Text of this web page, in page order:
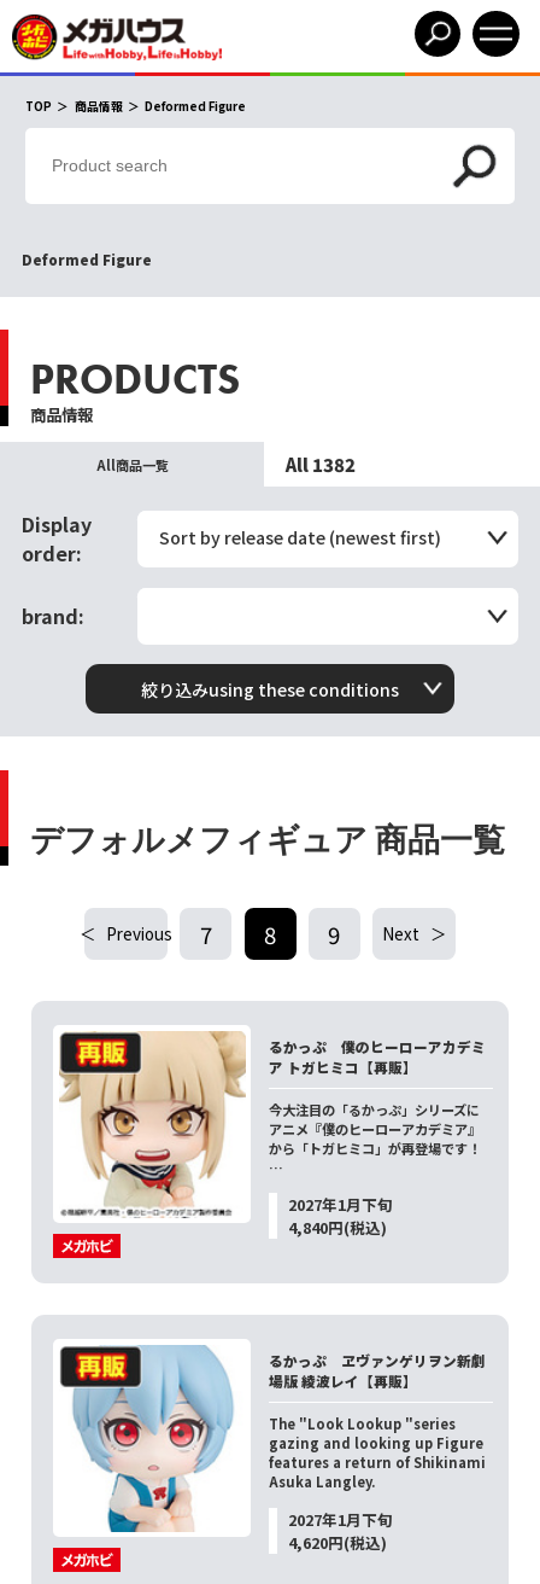
TOP 商品情報 Deformed Figure
Deformed Figure
PRODUCTS
商品情報
All商品一覧 All 1382
Display
order:
Sort by release date (newest first)
brand:
絞り込みusing these conditions
デフォルメフィギュア 商品一覧
Previous 7 8 9 Next
るかっぷ 僕のヒーローアカデミ
ア トガヒミコ【再販】
今大注目の「るかっぷ」シリーズに
アニメ『僕のヒーローアカデミア』
から「トガヒミコ」が再登場です！
…
2027年1月下旬
4,840円(税込)
るかっぷ ヱヴァンゲリヲン新劇
場版 綾波レイ【再販】
The "Look Lookup "series
gazing and looking up Figure
features a return of Shikinami
Asuka Langley.
2027年1月下旬
4,620円(税込)